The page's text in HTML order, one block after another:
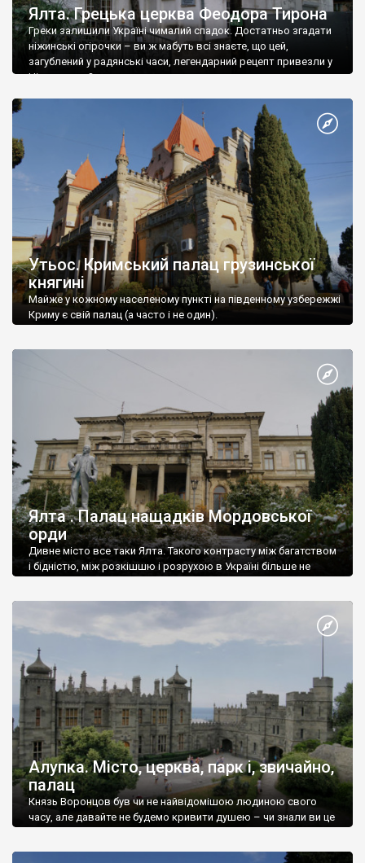
Ялта. Грецька церква Феодора Тирона
Греки залишили Україні чималий спадок. Достатньо згадати
ніжинські огірочки – ви ж мабуть всі знаєте, що цей,
загублений у радянські часи, легендарний рецепт привезли у
Ніжин греки?
Утьос. Кримський палац грузинської
княгині
Майже у кожному населеному пункті на південному узбережжі
Криму є свій палац (а часто і не один).
Ялта . Палац нащадків Мордовської
орди
Дивне місто все таки Ялта. Такого контрасту між багатством
і бідністю, між розкішшю і розрухою в Україні більше не
Алупка. Місто, церква, парк і, звичайно,
палац
Князь Воронцов був чи не найвідомішою людиною свого
часу, але давайте не будемо кривити душею – чи знали ви це